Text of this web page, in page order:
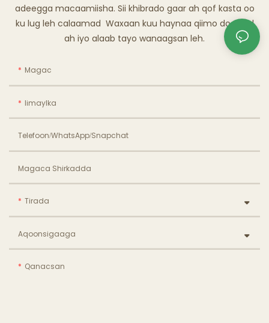
adeegga macaamiisha. Sii khibrado gaar ah qof kasta oo
ku lug leh calaamad Waxaan kuu haynaa qiimo door bid
ah iyo alaab tayo wanaagsan leh.
Magac
Iimaylka
Telefoon/WhatsApp/Snapchat
Magaca Shirkadda
Tirada
Aqoonsigaaga
Qanacsan